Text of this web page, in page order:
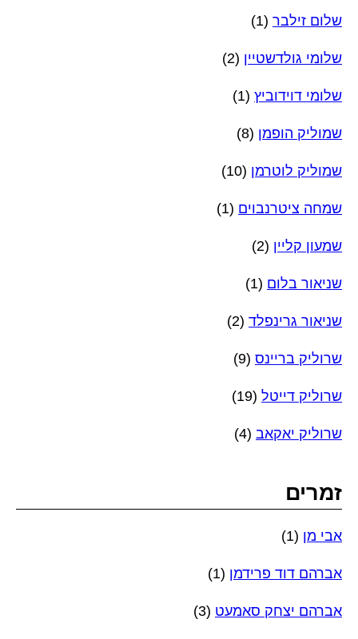
שלום זילבר (1)
שלומי גולדשטיין (2)
שלומי דוידוביץ (1)
שמוליק הופמן (8)
שמוליק לוטרמן (10)
שמחה ציטרנבוים (1)
שמעון קליין (2)
שניאור בלום (1)
שניאור גרינפלד (2)
שרוליק בריינס (9)
שרוליק דייטל (19)
שרוליק יאקאב (4)
זמרים
אבי מן (1)
אברהם דוד פרידמן (1)
אברהם יצחק סאמעט (3)